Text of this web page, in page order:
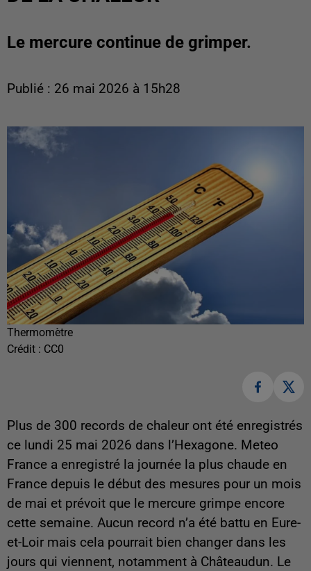
Le mercure continue de grimper.
Publié : 26 mai 2026 à 15h28
Thermomètre
Crédit : CC0
Plus de 300 records de chaleur ont été enregistrés
ce lundi 25 mai 2026 dans l’Hexagone. Meteo
France a enregistré la journée la plus chaude en
France depuis le début des mesures pour un mois
de mai et prévoit que le mercure grimpe encore
cette semaine. Aucun record n’a été battu en Eure-
et-Loir mais cela pourrait bien changer dans les
jours qui viennent, notamment à Châteaudun. Le